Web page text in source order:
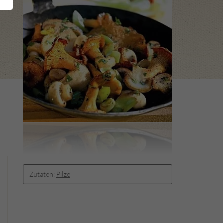
Zutaten: Pilze